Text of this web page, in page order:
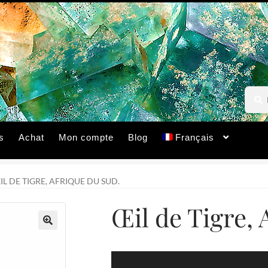
pour :
Achat Mon compte Blog Français
DE TIGRE, AFRIQUE DU SUD.
Œil de Tigre,